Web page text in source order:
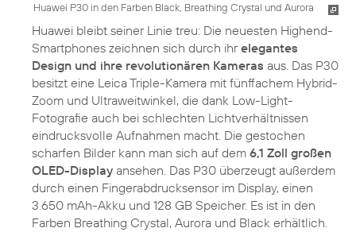
Huawei P30 in den Farben Black, Breathing Crystal und Aurora
Huawei bleibt seiner Linie treu: Die neuesten Highend-
Smartphones zeichnen sich durch ihrelegantes
Design und ihre revolutionären Kameras aus. Das P30
besitzt eine Leica Triple-Kamera mit fünffachem Hybrid-
Zoom und Ultraweitwinkel, die dank Low-Light-
Fotografie auch bei schlechten Lichtverhältnissen
eindrucksvolle Aufnahmen macht. Die gestochen
scharfen Bilder kann man sich auf dem 6,1 Zoll großen
OLED-Display ansehen. Das P30 überzeugt außerdem
durch einen Fingerabdrucksensor im Display, einen
3.650 mAh-Akku und 128 GB Speicher. Es ist in den
Farben Breathing Crystal, Aurora und Black erhältlich.